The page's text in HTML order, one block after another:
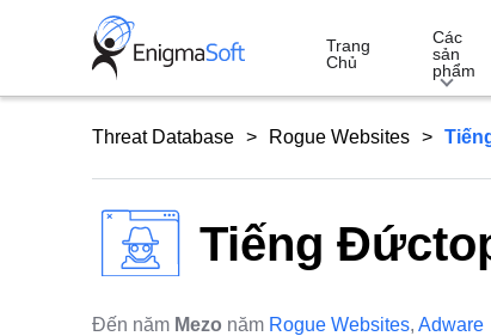
Trang
Chủ
Các
sản
phẩm
Threat Database Rogue Websites
Tiếng
Đến năm Mezo năm Rogue Websites, Adware